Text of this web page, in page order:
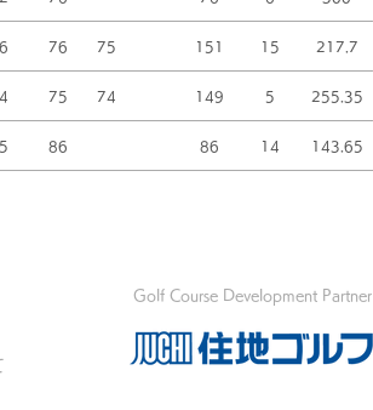
6 76 75 151 15 217.7
4 75 74 149 5 255.35
5 86 86 14 143.65
Golf Course Development Partner